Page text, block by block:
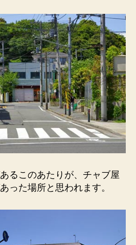
るこのあたりが、チャブ屋
った場所と思われます。